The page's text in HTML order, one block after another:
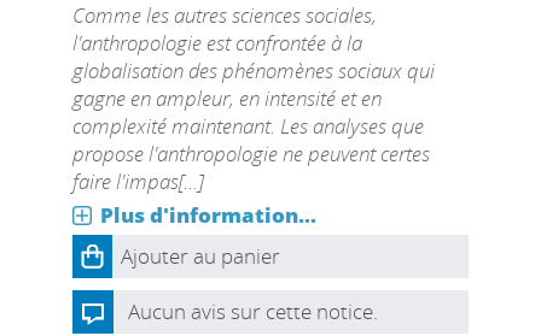
Comme les autres sciences sociales,
l'anthropologie est confrontée à la
globalisation des phénomènes sociaux qui
gagne en ampleur, en intensité et en
complexité maintenant. Les analyses que
propose l'anthropologie ne peuvent certes
faire l'impas[...]
Plus d'information...
Ajouter au panier
Aucun avis sur cette notice.